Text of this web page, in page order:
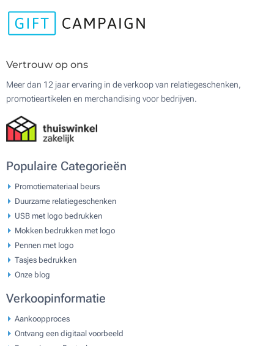
Vertrouw op ons
Meer dan 12 jaar ervaring in de verkoop van relatiegeschenken,
promotieartikelen en merchandising voor bedrijven.
Populaire Categorieën
Promotiemateriaal beurs
Duurzame relatiegeschenken
USB met logo bedrukken
Mokken bedrukken met logo
Pennen met logo
Tasjes bedrukken
Onze blog
Verkoopinformatie
Aankoopproces
Ontvang een digitaal voorbeeld